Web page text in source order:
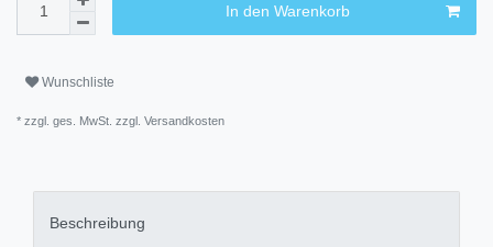
In den Warenkorb
Wunschliste
* zzgl. ges. MwSt. zzgl. Versandkosten
Beschreibung